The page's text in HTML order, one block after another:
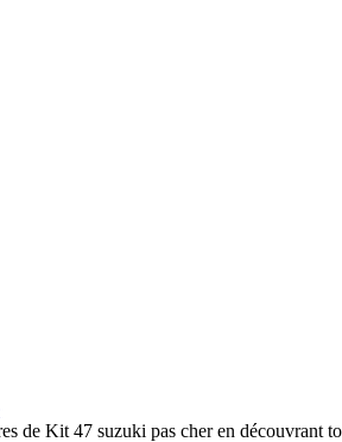
de Kit 47 suzuki pas cher en découvrant